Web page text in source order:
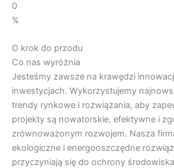
0
%
O krok do przodu
Co nas wyróżnia
Jesteśmy zawsze na krawędzi
inwestycjach. Wykorzystujemy
trendy rynkowe i rozwiązania, aby
projekty są nowatorskie, efektywne i
zrównoważonym rozwojem. Nasza
ekologiczne i energooszczędne
przyczyniają się do ochrony